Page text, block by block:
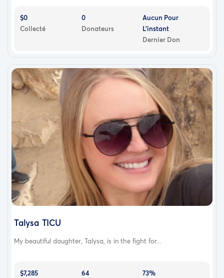
$0
Collecté
0
Donateurs
Aucun Pour
L'instant
Dernier Don
Talysa TICU
My beautiful daughter, Talysa, is in the fight for...
$7,285
64
73%